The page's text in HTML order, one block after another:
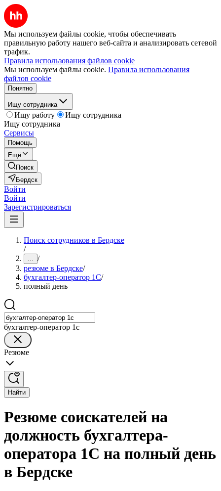
Мы используем файлы cookie, чтобы обеспечивать
правильную работу нашего веб-сайта и анализировать сетевой
трафик.
Правила использования файлов cookie
Мы используем файлы cookie. Правила использования
файлов cookie
Понятно
Ищу сотрудника
Ищу работу
Ищу сотрудника
Ищу сотрудника
Сервисы
Помощь
Ещё
Поиск
Бердск
Войти
Войти
Зарегистрироваться
Поиск сотрудников в Бердске
/
... /
резюме в Бердске/
бухгалтер-оператор 1С/
полный день
бухгалтер-оператор 1с
Резюме
Найти
Резюме соискателей на
должность бухгалтера-
оператора 1С на полный день
в Бердске